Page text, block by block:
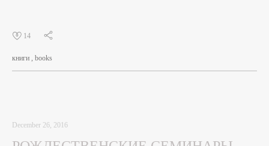
14
книги books
December 26, 2016